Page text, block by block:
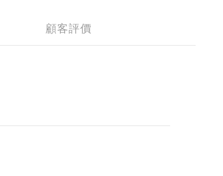
顧客評價